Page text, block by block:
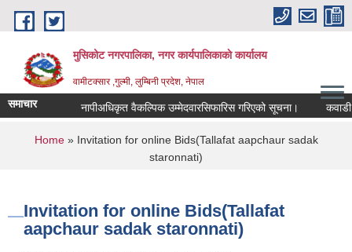
Skip to main content
मुसिकोट नगरपालिका, नगर कार्यपालिकाकाे कार्यालय
वामीटक्सार ,गुल्मी, लुम्बिनी प्रदेश, नेपाल
समाचार नापीअधिकृत वैकल्पिक उम्मेदवारसिफारिस गरिएको सूचना। कवाडी
You are here
Home» Invitation for online Bids(Tallafat aapchaur sadak
staronnati)
Invitation for online Bids(Tallafat
aapchaur sadak staronnati)